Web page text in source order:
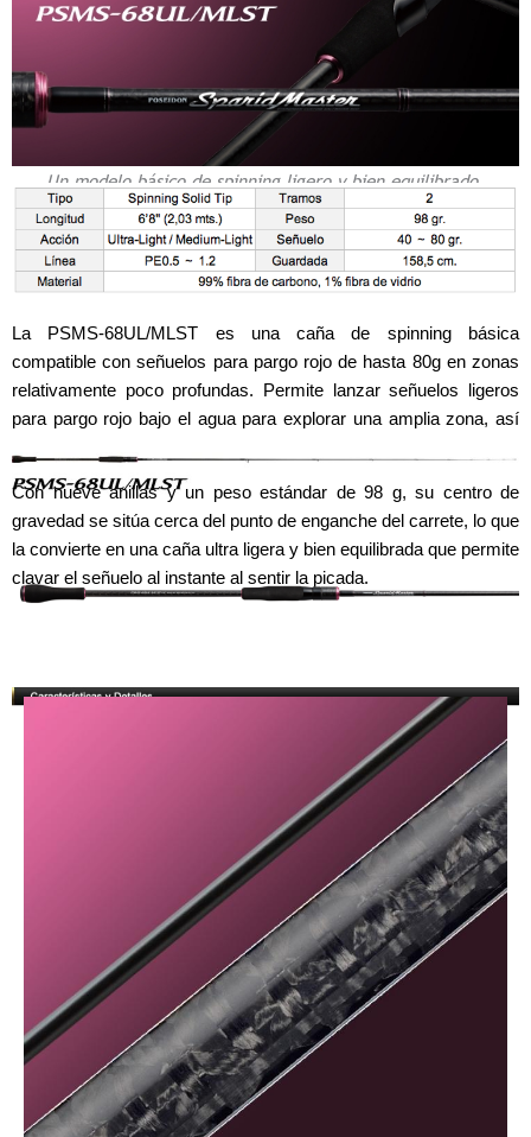
Un modelo básico de spinning ligero y bien equilibrado.
La PSMS-68UL/MLST es una caña de spinning básica
compatible con señuelos para pargo rojo de hasta 80g en zonas
relativamente poco profundas. Permite lanzar señuelos ligeros
para pargo rojo bajo el agua para explorar una amplia zona, así
Con nueve anillas y un peso estándar de 98 g, su centro de
gravedad se sitúa cerca del punto de enganche del carrete, lo que
la convierte en una caña ultra ligera y bien equilibrada que permite
clavar el señuelo al instante al sentir la picada.